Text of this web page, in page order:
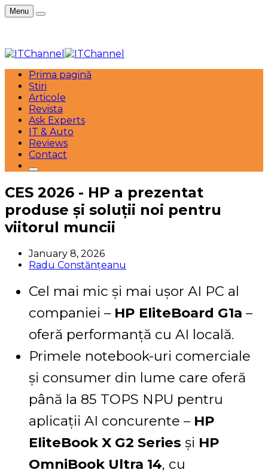
Menu
Prima pagină
Știri
Articole
Revista
Ask Experts
IT & Auto
Reviews
Contact
CES 2026 - HP a prezentat
produse și soluții noi pentru
viitorul muncii
January 8, 2026
Radu Constănțeanu
Cel mai mic și mai ușor AI PC al
companiei – HP EliteBoard G1a –
oferă performanță cu AI locală.
Primele notebook-uri comerciale
și consumer din lume care oferă
până la 85 TOPS NPU pentru
aplicații AI concurente – HP
EliteBook X G2 Series și HP
OmniBook Ultra 14, cu